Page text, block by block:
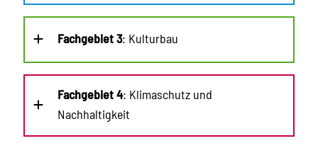
Fachgebiet 3: Kulturbau
Fachgebiet 4: Klimaschutz und
Nachhaltigkeit